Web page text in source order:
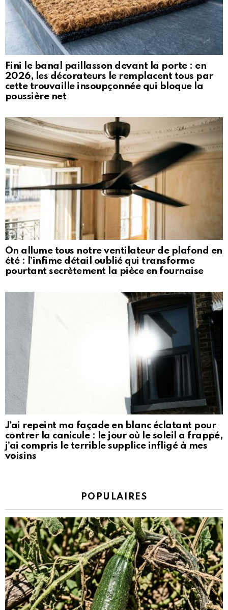
Fini le banal paillasson devant la porte : en
2026, les décorateurs le remplacent tous par
cette trouvaille insoupçonnée qui bloque la
poussière net
On allume tous notre ventilateur de plafond en
été : l’infime détail oublié qui transforme
pourtant secrètement la pièce en fournaise
J’ai repeint ma façade en blanc éclatant pour
contrer la canicule : le jour où le soleil a frappé,
j’ai compris le terrible supplice infligé à mes
voisins
POPULAIRES